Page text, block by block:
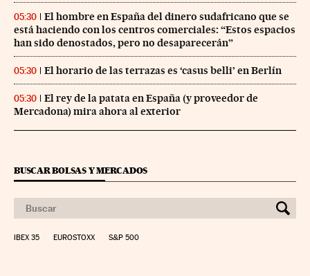
05:30
El hombre en España del dinero sudafricano que se
está haciendo con los centros comerciales: “Estos espacios
han sido denostados, pero no desaparecerán”
05:30 El horario de las terrazas es ‘casus belli’ en Berlín
05:30
El rey de la patata en España (y proveedor de
Mercadona) mira ahora al exterior
BUSCAR BOLSAS Y MERCADOS
IBEX 35 EUROSTOXX S&P 500